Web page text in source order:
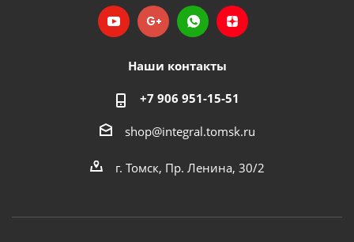
Наши контакты
+7 906 951-15-51
shop@integral.tomsk.ru
г. Томск, Пр. Ленина, 30/2